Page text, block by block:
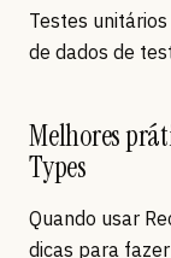
Testes
de dados de
Melhores
Types
Quando usar
dicas para